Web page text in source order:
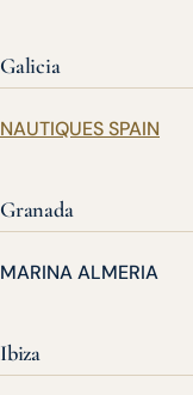
Galicia
NAUTIQUES SPAIN
Granada
MARINA ALMERIA
Ibiza